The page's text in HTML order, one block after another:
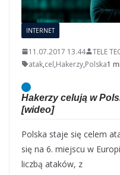
INTERNET
11.07.2017 13.44 TELE
atak,cel,Hakerzy,Polska1
Hakerzy celują w
[wideo]
Polska staje się celem
się na 6. miejscu w
liczbą ataków, z